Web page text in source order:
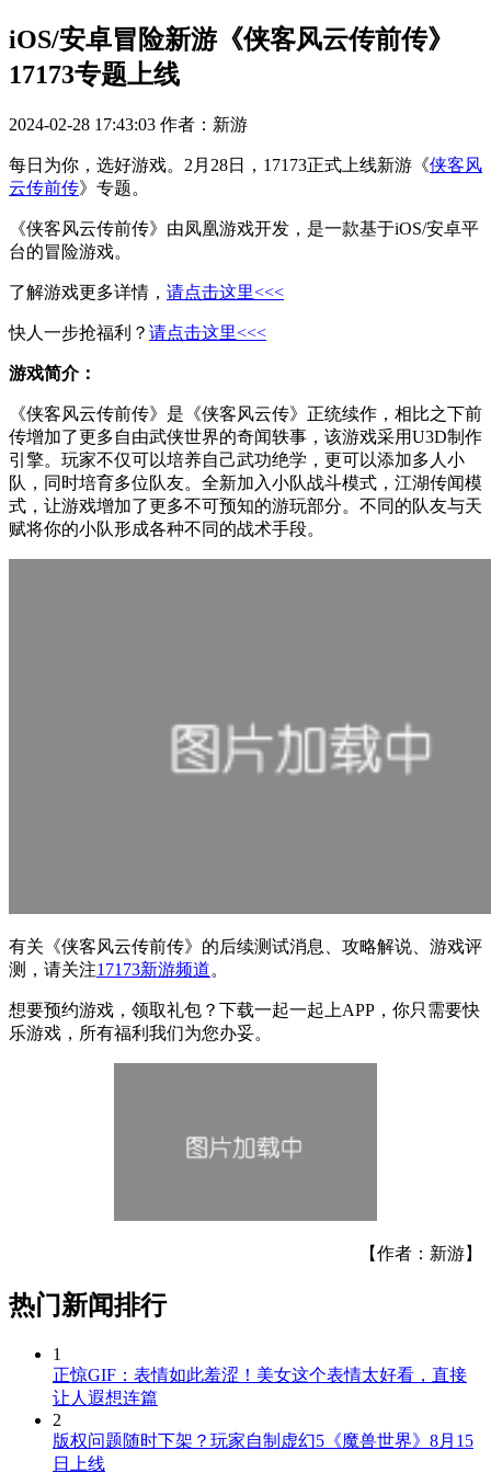
iOS/安卓冒险新游《侠客风云传前传》
17173专题上线
2024-02-28 17:43:03 作者：新游
每日为你，选好游戏。2月28日，17173正式上线新游《侠客风
云传前传》专题。
《侠客风云传前传》由凤凰游戏开发，是一款基于iOS/安卓平
台的冒险游戏。
了解游戏更多详情， 请点击这里<<<
快人一步抢福利？ 请点击这里<<<
游戏简介：
《侠客风云传前传》是《侠客风云传》正统续作，相比之下前
传增加了更多自由武侠世界的奇闻轶事，该游戏采用U3D制作
引擎。玩家不仅可以培养自己武功绝学，更可以添加多人小
队，同时培育多位队友。全新加入小队战斗模式，江湖传闻模
式，让游戏增加了更多不可预知的游玩部分。不同的队友与天
赋将你的小队形成各种不同的战术手段。
有关 《侠客风云传前传》 的后续测试消息、攻略解说、游戏评
测，请关注17173新游频道。
想要预约游戏，领取礼包？下载一起一起上APP，你只需要快
乐游戏，所有福利我们为您办妥。
【作者：新游】
热门新闻排行
1
正惊GIF：表情如此羞涩！美女这个表情太好看，直接
让人遐想连篇
2
版权问题随时下架？玩家自制虚幻5《魔兽世界》8月15
日上线